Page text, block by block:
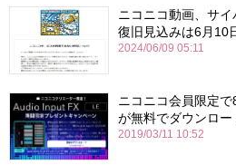
ニコニコ動画、サイ
復旧見込みは6月10
2024/06/09 05:11
ニコニコ会員限定
が無料でダウンロー
2019/03/11 10:52